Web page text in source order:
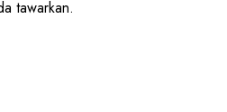
tawarkan.